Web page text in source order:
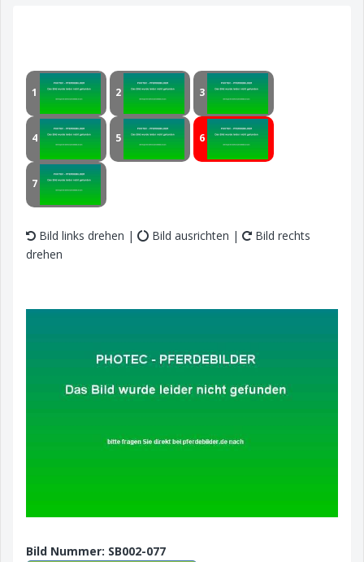
1 2 3
4 5 6
7
Bild links drehen | Bild ausrichten |
Bild rechts
drehen
Bild Nummer: SB002-077